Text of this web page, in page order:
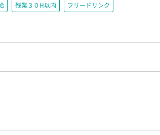
残業３０H以内 フリードリンク